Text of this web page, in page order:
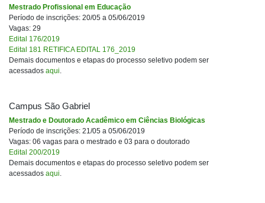
Mestrado Profissional em Educação
Período de inscrições: 20/05 a 05/06/2019
Vagas: 29
Edital 176/2019
Edital 181 RETIFICA EDITAL 176_2019
Demais documentos e etapas do processo seletivo podem ser
acessados aqui.
Campus São Gabriel
Mestrado e Doutorado Acadêmico em Ciências Biológicas
Período de inscrições: 21/05 a 05/06/2019
Vagas: 06 vagas para o mestrado e 03 para o doutorado
Edital 200/2019
Demais documentos e etapas do processo seletivo podem ser
acessados aqui.